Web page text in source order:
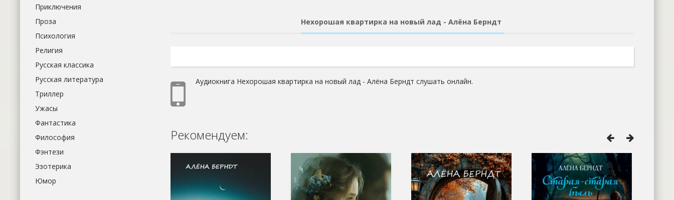
Нехорошая квартирка на новый лад - Алёна Берндт
Аудиокнига Нехорошая квартирка на новый лад - Алёна Берндт слушать онлайн.
Рекомендуем:
Приключения
Проза
Психология
Религия
Русская классика
Русская литература
Триллер
Ужасы
Фантастика
Философия
Фэнтези
Эзотерика
Юмор